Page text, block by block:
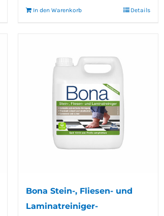
In den Warenkorb Details
Bona Stein-, Fliesen- und
Laminatreiniger-